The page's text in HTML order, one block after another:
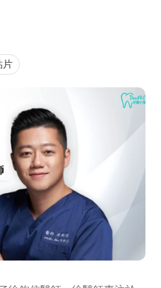
片